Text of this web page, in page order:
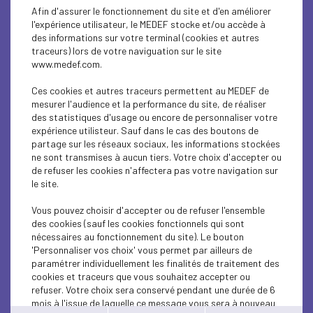
suivants :
Plasturgie-composites
Textile
Industrie papier carton
Industrie de santé
Bois
Candidats
Les collégiens, apprentis et lycéens tous niveaux de la
région Auvergne-Rhône-Alpes
Calendrier
Envoi des dossiers entre le 11septembre 2023 et le 15
décembre 2023
À la clé
Un chèque d’une valeur de 1 000 € pour les cinq
équipes lauréates afin de les aider à développer leur
Afin d'assurer le fonctionnement du site et d'en améliorer
l'expérience utilisateur, le MEDEF stocke et/ou accède à
des informations sur votre terminal (cookies et autres
traceurs) lors de votre naviguation sur le site
www.medef.com.
Ces cookies et autres traceurs permettent au MEDEF de
mesurer l'audience et la performance du site, de réaliser
des statistiques d'usage ou encore de personnaliser votre
expérience utilisteur. Sauf dans le cas des boutons de
partage sur les réseaux sociaux, les informations stockées
ne sont transmises à aucun tiers. Votre choix d'accepter ou
de refuser les cookies n'affectera pas votre navigation sur
le site.
Vous pouvez choisir d'accepter ou de refuser l'ensemble
des cookies (sauf les cookies fonctionnels qui sont
nécessaires au fonctionnement du site). Le bouton
'Personnaliser vos choix' vous permet par ailleurs de
paramétrer individuellement les finalités de traitement des
cookies et traceurs que vous souhaitez accepter ou
refuser. Votre choix sera conservé pendant une durée de 6
mois à l'issue de laquelle ce message vous sera à nouveau